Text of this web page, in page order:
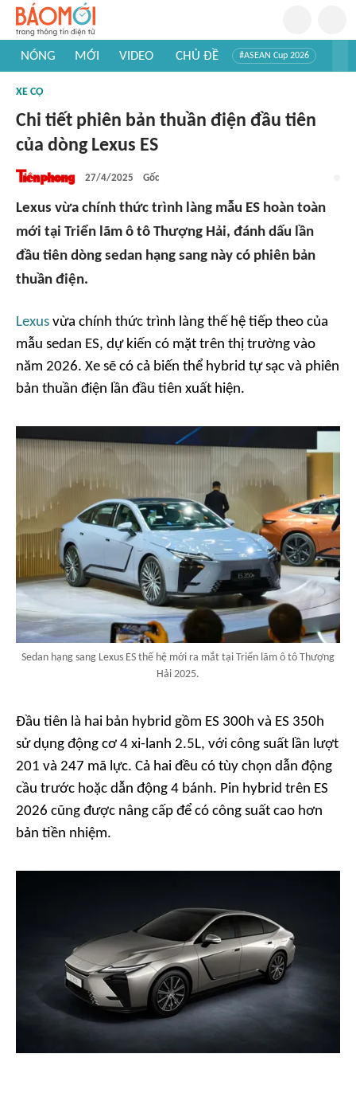
NÓNG MỚI VIDEO CHỦ ĐỀ #ASEAN Cup 2026
#Khám phá thế giới
XE CỘ
Chi tiết phiên bản thuần điện đầu tiên
của dòng Lexus ES
27/4/2025 Gốc
Lexus vừa chính thức trình làng mẫu ES hoàn toàn
mới tại Triển lãm ô tô Thượng Hải, đánh dấu lần
đầu tiên dòng sedan hạng sang này có phiên bản
thuần điện.
Lexus vừa chính thức trình làng thế hệ tiếp theo của
mẫu sedan ES, dự kiến có mặt trên thị trường vào
năm 2026. Xe sẽ có cả biến thể hybrid tự sạc và phiên
bản thuần điện lần đầu tiên xuất hiện.
Sedan hạng sang Lexus ES thế hệ mới ra mắt tại Triển lãm ô tô Thượng
Hải 2025.
Đầu tiên là hai bản hybrid gồm ES 300h và ES 350h
sử dụng động cơ 4 xi-lanh 2.5L, với công suất lần lượt
201 và 247 mã lực. Cả hai đều có tùy chọn dẫn động
cầu trước hoặc dẫn động 4 bánh. Pin hybrid trên ES
2026 cũng được nâng cấp để có công suất cao hơn
bản tiền nhiệm.